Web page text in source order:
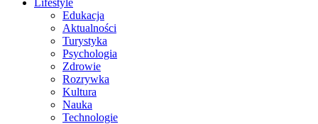
Lifestyle
Edukacja
Aktualności
Turystyka
Psychologia
Zdrowie
Rozrywka
Kultura
Nauka
Technologie